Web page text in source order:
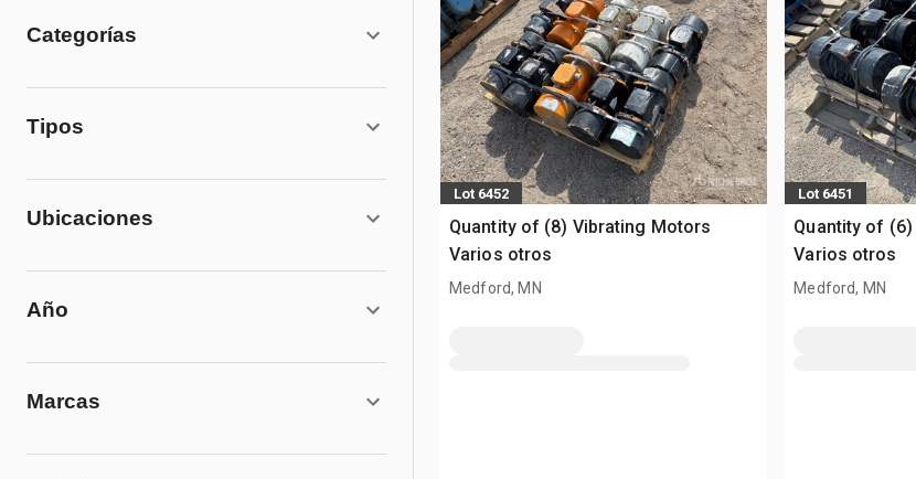
Categorías
Tipos
Ubicaciones
Año
Marcas
Lot 6452
Quantity of (8) Vibrating Motors
Varios otros
Medford, MN
Lot 6451
Quantity of
Varios otros
Medford, MN